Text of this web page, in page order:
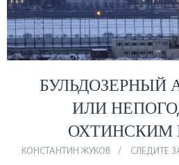
БУЛЬДОЗЕРНЫЙ
ИЛИ
КОНСТАНТИН ЖУКОВ СЛЕДИТЕ